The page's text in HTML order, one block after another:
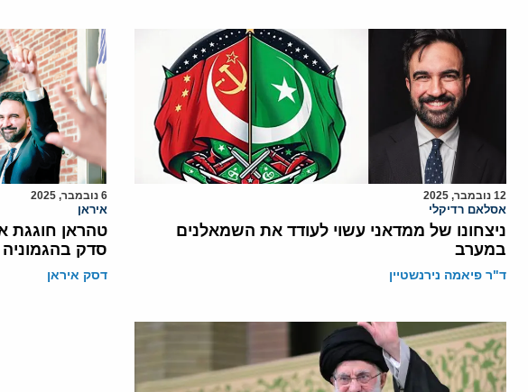
12 נובמבר, 2025
אסלאם רדיקלי
ניצחונו של ממדאני עשוי לעודד את השמאלנים
במערב
ד"ר פיאמה נירנשטיין
6 נובמבר, 2025
איראן
טהראן חוגגת
סדק
דסק איראן